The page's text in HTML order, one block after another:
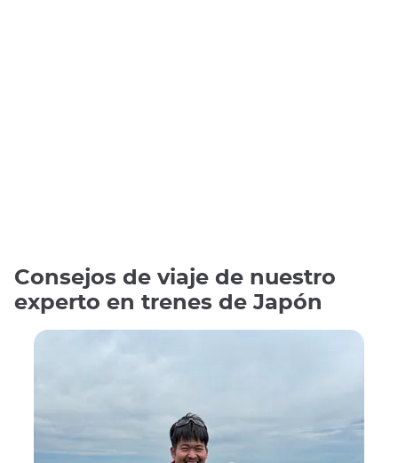
Consejos de viaje de nuestro
experto en trenes de Japón